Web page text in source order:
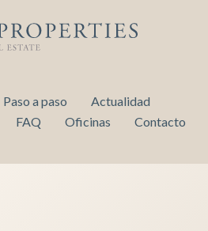
Paso a paso
Actualidad
FAQ Oficinas Contacto